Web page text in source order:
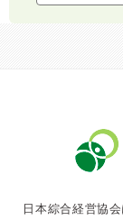
キャス
俳優・
落語・
日本綜合経営協